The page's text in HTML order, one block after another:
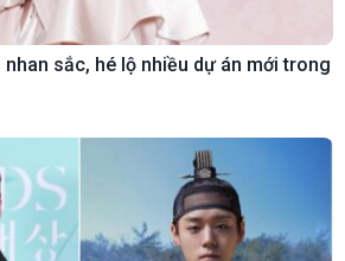
sắc, hé lộ nhiều dự án mới trong